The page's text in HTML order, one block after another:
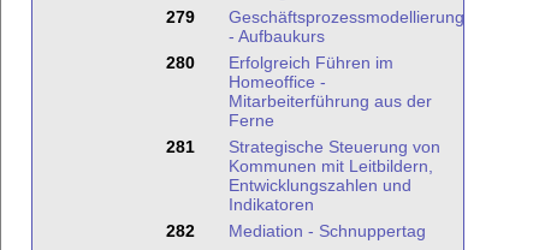
279
Geschäftsprozessmodellierung
- Aufbaukurs
280
Erfolgreich Führen im
Homeoffice -
Mitarbeiterführung aus der
Ferne
281
Strategische Steuerung von
Kommunen mit Leitbildern,
Entwicklungszahlen und
Indikatoren
282
Mediation - Schnuppertag